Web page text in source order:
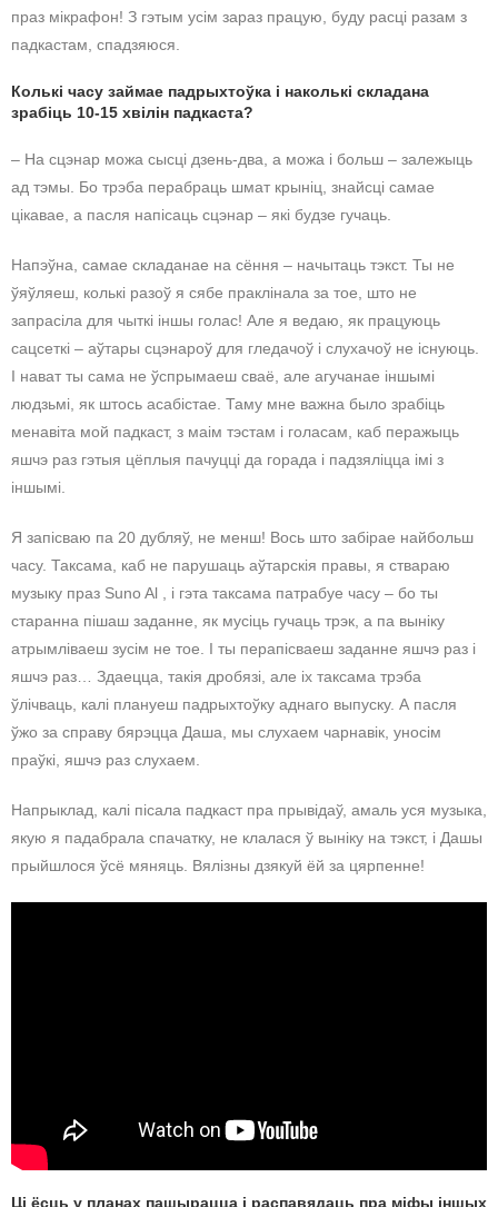
праз мікрафон! З гэтым усім зараз працую, буду расці разам з
падкастам, спадзяюся.
Колькі часу займае падрыхтоўка і наколькі складана
зрабіць 10-15 хвілін падкаста?
– На сцэнар можа сысці дзень-два, а можа і больш – залежыць
ад тэмы. Бо трэба перабраць шмат крыніц, знайсці самае
цікавае, а пасля напісаць сцэнар – які будзе гучаць.
Напэўна, самае складанае на сёння – начытаць тэкст. Ты не
ўяўляеш, колькі разоў я сябе праклінала за тое, што не
запрасіла для чыткі іншы голас! Але я ведаю, як працуюць
сацсеткі – аўтары сцэнароў для гледачоў і слухачоў не існуюць.
І нават ты сама не ўспрымаеш сваё, але агучанае іншымі
людзьмі, як штось асабістае. Таму мне важна было зрабіць
менавіта мой падкаст, з маім тэстам і голасам, каб перажыць
яшчэ раз гэтыя цёплыя пачуцці да горада і падзяліцца імі з
іншымі.
Я запісваю па 20 дубляў, не менш! Вось што забірае найбольш
часу. Таксама, каб не парушаць аўтарскія правы, я ствараю
музыку праз Suno Al , і гэта таксама патрабуе часу – бо ты
старанна пішаш заданне, як мусіць гучаць трэк, а па выніку
атрымліваеш зусім не тое. І ты перапісваеш заданне яшчэ раз і
яшчэ раз… Здаецца, такія дробязі, але іх таксама трэба
ўлічваць, калі плануеш падрыхтоўку аднаго выпуску. А пасля
ўжо за справу бярэцца Даша, мы слухаем чарнавік, уносім
праўкі, яшчэ раз слухаем.
Напрыклад, калі пісала падкаст пра прывідаў, амаль уся музыка,
якую я падабрала спачатку, не клалася ў выніку на тэкст, і Дашы
прыйшлося ўсё мяняць. Вялізны дзякуй ёй за цярпенне!
Ці ёсць у планах пашырацца і распавядаць пра міфы іншых